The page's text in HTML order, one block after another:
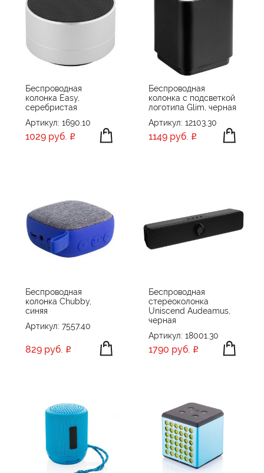
Беспроводная
колонка Easy,
серебристая
Артикул: 1690.10
1029 руб.
Беспроводная
колонка с подсветкой
логотипа Glim, черная
Артикул: 12103.30
1149 руб.
Беспроводная
колонка Chubby,
синяя
Артикул: 7557.40
829 руб.
Беспроводная
стереоколонка
Uniscend Audeamus,
черная
Артикул: 18001.30
1790 руб.